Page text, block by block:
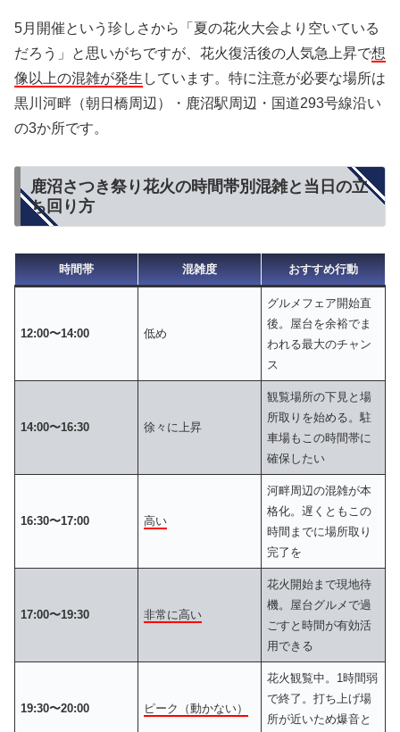
5月開催という珍しさから「夏の花火大会より空いている
だろう」と思いがちですが、花火復活後の人気急上昇で想
像以上の混雑が発生 しています。特に注意が必要な場所は
黒川河畔（朝日橋周辺）・鹿沼駅周辺・国道293号線沿い
の3か所です。
鹿沼さつき祭り花火の時間帯別混雑と当日の立
ち回り方
時間帯 混雑度 おすすめ行動
12:00〜14:00 低め
グルメフェア開始直
後。屋台を余裕でま
われる最大のチャン
ス
14:00〜16:30 徐々に上昇
観覧場所の下見と場
所取りを始める。駐
車場もこの時間帯に
確保したい
16:30〜17:00 高い
河畔周辺の混雑が本
格化。遅くともこの
時間までに場所取り
完了を
17:00〜19:30 非常に高い
花火開始まで現地待
機。屋台グルメで過
ごすと時間が有効活
用できる
19:30〜20:00 ピーク（動かない）
花火観覧中。1時間弱
で終了。打ち上げ場
所が近いため爆音と